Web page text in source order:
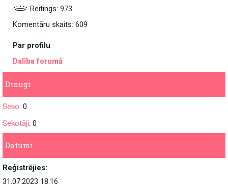
Reitings: 973
Komentāru skaits: 609
Par profilu
Dalība forumā
Draugi
Seko: 0
Sekotāji: 0
Datumi
Reģistrējies:
31.07.2023 18:16